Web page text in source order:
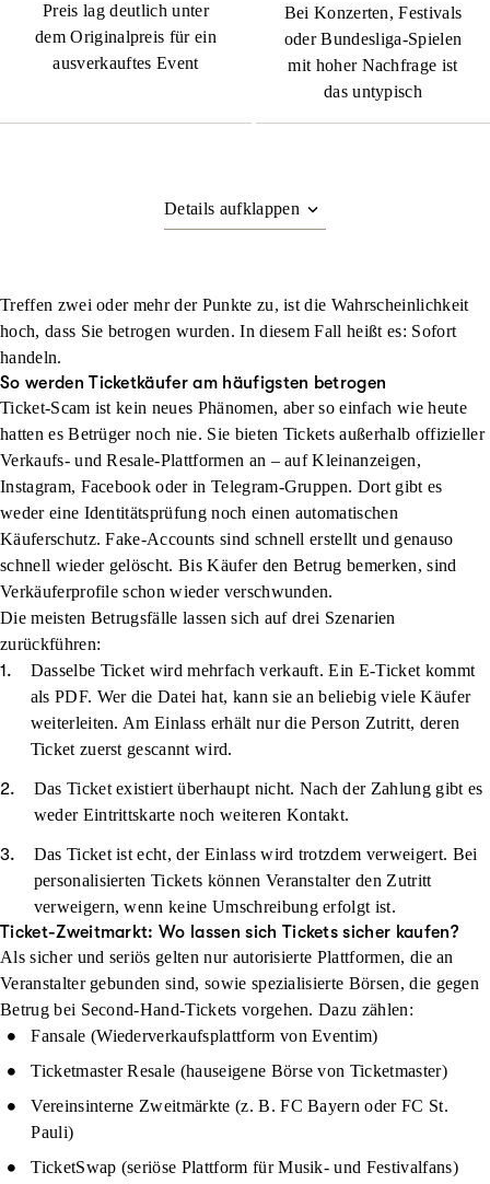
Preis lag deutlich unter
dem Originalpreis für ein
ausverkauftes Event
Bei Konzerten, Festivals
oder Bundesliga-Spielen
mit hoher Nachfrage ist
das untypisch
Treffen zwei oder mehr der Punkte zu, ist die Wahrscheinlichkeit
hoch, dass Sie betrogen wurden. In diesem Fall heißt es: Sofort
handeln.
So werden Ticketkäufer am häufigsten betrogen
Ticket-Scam ist kein neues Phänomen, aber so einfach wie heute
hatten es Betrüger noch nie. Sie bieten Tickets außerhalb offizieller
Verkaufs- und Resale-Plattformen an – auf Kleinanzeigen,
Instagram, Facebook oder in Telegram-Gruppen. Dort gibt es
weder eine Identitätsprüfung noch einen automatischen
Käuferschutz. Fake-Accounts sind schnell erstellt und genauso
schnell wieder gelöscht. Bis Käufer den Betrug bemerken, sind
Verkäuferprofile schon wieder verschwunden.
Die meisten Betrugsfälle lassen sich auf drei Szenarien
zurückführen:
Dasselbe Ticket wird mehrfach verkauft. Ein E-Ticket kommt
als PDF. Wer die Datei hat, kann sie an beliebig viele Käufer
weiterleiten. Am Einlass erhält nur die Person Zutritt, deren
Ticket zuerst gescannt wird.
Das Ticket existiert überhaupt nicht. Nach der Zahlung gibt es
weder Eintrittskarte noch weiteren Kontakt.
Das Ticket ist echt, der Einlass wird trotzdem verweigert. Bei
personalisierten Tickets können Veranstalter den Zutritt
verweigern, wenn keine Umschreibung erfolgt ist.
Ticket-Zweitmarkt: Wo lassen sich Tickets sicher kaufen?
Als sicher und seriös gelten nur autorisierte Plattformen, die an
Veranstalter gebunden sind, sowie spezialisierte Börsen, die gegen
Betrug bei Second-Hand-Tickets vorgehen. Dazu zählen:
Fansale (Wiederverkaufsplattform von Eventim)
Ticketmaster Resale (hauseigene Börse von Ticketmaster)
Vereinsinterne Zweitmärkte (z. B. FC Bayern oder FC St.
Pauli)
TicketSwap (seriöse Plattform für Musik- und Festivalfans)